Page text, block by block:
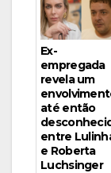
Ex-
empregada
revela um
até então
entre
e Roberta
Luchsinger